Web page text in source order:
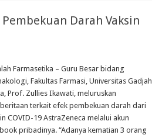
Darah Vaksin
Farmasetika – Guru Besar bidang
Fakultas Farmasi, Universitas Gadjah
Prof. Zullies Ikawati, meluruskan
terkait efek pembekuan darah dari
COVID-19 AstraZeneca melalui akun
pribadinya. “Adanya kematian 3 orang